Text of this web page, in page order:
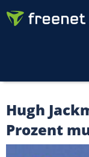
Hugh
Prozent